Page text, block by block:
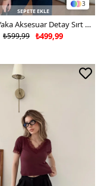
3
SEPETE EKLE
Degaje Yaka Aksesuar Detay Sırt Dekolte Sandy Bluz Siyah 2168
₺499,99
₺599,99